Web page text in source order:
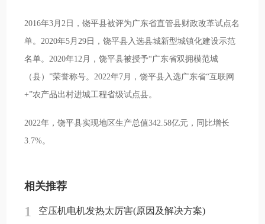
2016年3月2日，饶平县被评为广东省直管县财政改革试点名
单。2020年5月29日，饶平县入选县城新型城镇化建设示范
名单。2020年12月，饶平县被授予“广东省双拥模范城
（县）”荣誉称号。2022年7月，饶平县入选广东省“互联网
+”农产品出村进城工程省级试点县。
2022年，饶平县实现地区生产总值342.58亿元，同比增长
3.7%。
相关推荐
1 空压机电机发热太厉害(原因及解决方案)